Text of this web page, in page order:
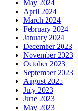
May 2024
April 2024
March 2024
February 2024
January 2024
December 2023
November 2023
October 2023
September 2023
August 2023
July 2023
June 2023
May 2023